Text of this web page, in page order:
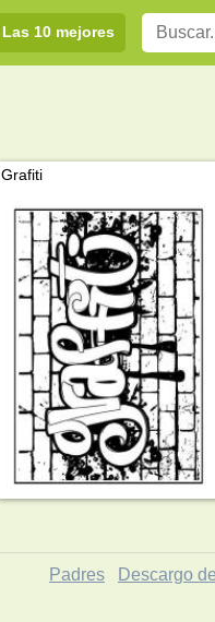
Las 10 mejores
Grafiti
Padres Descargo